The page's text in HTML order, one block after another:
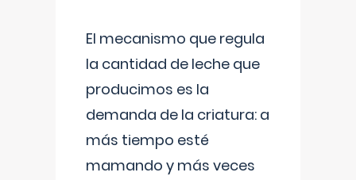
El mecanismo que regula
la cantidad de leche que
producimos es la
demanda de la criatura: a
más tiempo esté
mamando y más veces